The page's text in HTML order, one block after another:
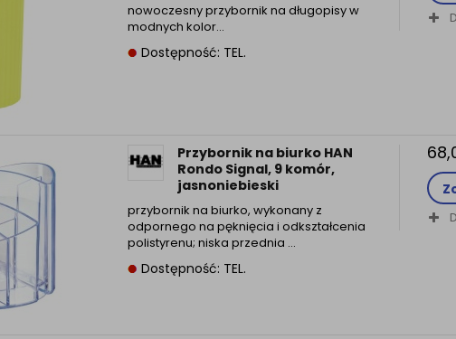
nowoczesny przybornik na długopisy w
modnych kolor...
Dostępność: TEL.
Przybornik na biurko HAN
Rondo Signal, 9 komór,
jasnoniebieski
przybornik na biurko, wykonany z
odpornego na pęknięcia i odkształcenia
polistyrenu; niska przednia ...
Dostępność: TEL.